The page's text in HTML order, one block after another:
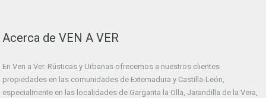
Acerca de VEN A VER
En Ven a Ver. Rústicas y Urbanas ofrecemos a nuestros clientes
propiedades en las comunidades de Extemadura y Castilla-León,
especialmente en las localidades de Garganta la Olla, Jarandilla de la Vera,